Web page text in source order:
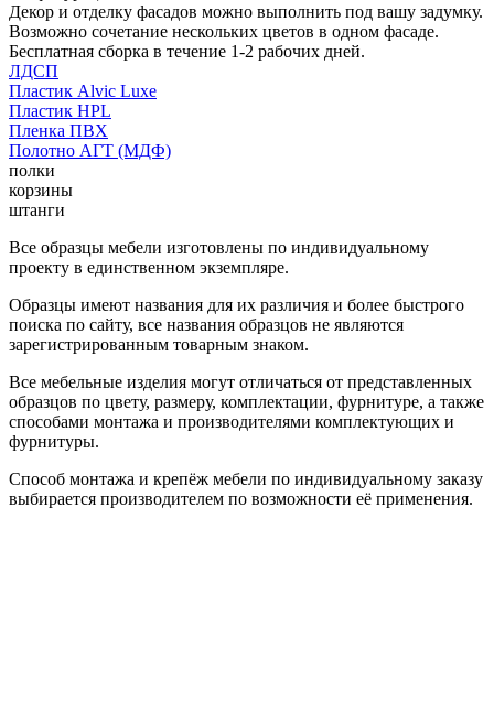
Декор и отделку фасадов можно выполнить под вашу задумку.
Возможно сочетание нескольких цветов в одном фасаде.
Бесплатная сборка в течение 1-2 рабочих дней.
ЛДСП
Пластик Alvic Luxe
Пластик HPL
Пленка ПВХ
Полотно АГТ (МДФ)
полки
корзины
штанги
Все образцы мебели изготовлены по индивидуальному
проекту в единственном экземпляре.
Образцы имеют названия для их различия и более быстрого
поиска по сайту, все названия образцов не являются
зарегистрированным товарным знаком.
Все мебельные изделия могут отличаться от представленных
образцов по цвету, размеру, комплектации, фурнитуре, а также
способами монтажа и производителями комплектующих и
фурнитуры.
Способ монтажа и крепёж мебели по индивидуальному заказу
выбирается производителем по возможности её применения.